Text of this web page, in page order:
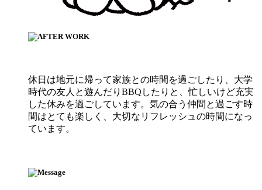
休日は地元に帰って家族との時間を過ごしたり、大学
時代の友人と遊んだりBBQしたりと、忙しいけど充実
した休みを過ごしています。気の合う仲間と過ごす時
間はとても楽しく、大切なリフレッシュの時間になっ
ています。